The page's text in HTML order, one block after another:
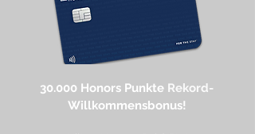
30.000 Honors Punkte Rekord-
Willkommensbonus!